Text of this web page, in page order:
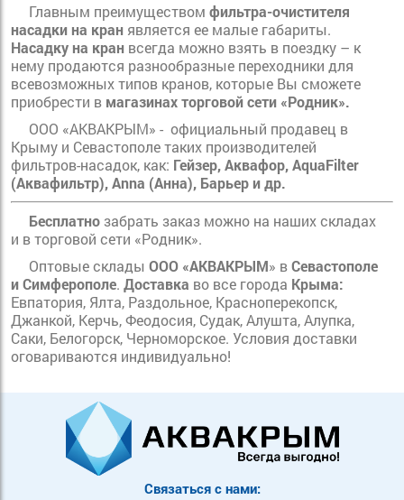
Главным преимуществом фильтра-очистителя
насадки на кран является ее малые габариты.
Насадку на кран всегда можно взять в поездку – к
нему продаются разнообразные переходники для
всевозможных типов кранов, которые Вы сможете
приобрести в магазинах торговой сети «Родник».
ООО «АКВАКРЫМ» - официальный продавец в
Крыму и Севастополе таких производителей
фильтров-насадок, как: Гейзер, Аквафор,AquaFilter
(Аквафильтр),Anna (Анна), Барьер и др.
Бесплатно забрать заказ можно на наших складах
и в торговой сети «Родник».
Оптовые склады ООО «АКВАКРЫМ» вСевастополе
и Симферополе. Доставка во все города Крыма:
Евпатория, Ялта, Раздольное, Красноперекопск,
Джанкой, Керчь, Феодосия, Судак, Алушта, Алупка,
Саки, Белогорск, Черноморское. Условия доставки
оговариваются индивидуально!
Связаться с нами: